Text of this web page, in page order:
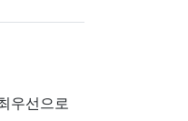
우선으로